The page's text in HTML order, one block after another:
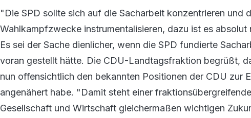
"Die SPD sollte sich auf die Sacharbeit konzentrieren und
Wahlkampfzwecke instrumentalisieren, dazu ist es
Es sei der Sache dienlicher, wenn die SPD fundierte
voran gestellt hätte. Die CDU-Landtagsfraktion begrüßt,
nun offensichtlich den bekannten Positionen der CDU zur
angenähert habe. "Damit steht einer
Gesellschaft und Wirtschaft gleichermaßen wichtigen